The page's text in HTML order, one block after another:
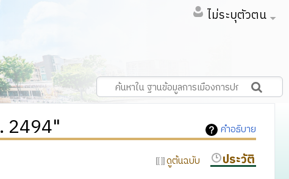
ไม่ระบุตัวตน
คำอธิบาย
2494"
ดูต้นฉบับ ประวัติ